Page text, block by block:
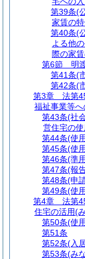
第39条(
家賃の
第40条(
よる他
際の家
第6節
明
第41条(
第42条(
第3章
法第
福祉事業等へ
第43条(社
営住宅の
第44条(使
第45条(使
第46条(準
第47条(報
第48条(申
第49条(使
第4章
法第
住宅の活用(
第50条(使
第51条
第52条(入
第53条(み